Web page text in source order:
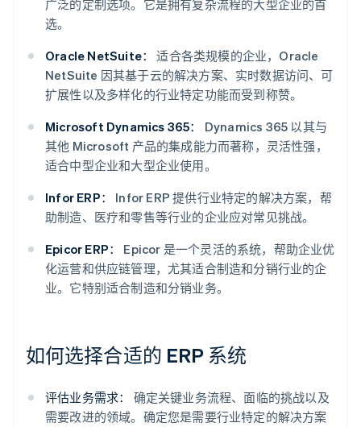
广泛的定制选项。它是拥有复杂流程的大型企业的首
选。
Oracle NetSuite：
适合各类规模的企业，Oracle
NetSuite 因其基于云的解决方案、实时数据访问、可
扩展性以及多样化的行业特定功能而受到称赞。
Microsoft Dynamics 365：
Dynamics 365 以其与
其他 Microsoft 产品的集成能力而著称，灵活性强，
适合中型企业和大型企业使用。
Infor ERP：
Infor ERP 提供行业特定的解决方案，帮
助制造、医疗和零售等行业的企业应对常见挑战。
Epicor ERP：
Epicor 是一个灵活的系统，帮助企业优
化运营和供应链管理，尤其适合制造和分销行业的企
业。它特别适合制造和分销业务。
如何选择合适的 ERP 系统
评估业务需求：
确定关键业务流程、面临的挑战以及
需要改进的领域。确定您是需要行业特定的解决方案